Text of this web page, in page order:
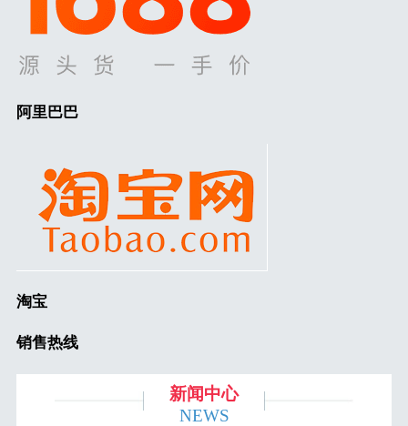
阿里巴巴
淘宝
销售热线
新闻中心
NEWS